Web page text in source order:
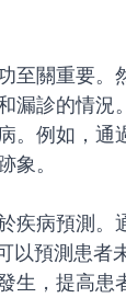
至關重要
漏診的情
。例如，
象。
疾病預測
以預測患
生，提高患